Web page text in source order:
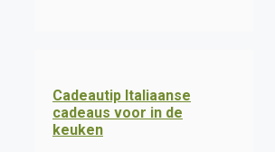
Cadeautip Italiaanse
cadeaus voor in de
keuken